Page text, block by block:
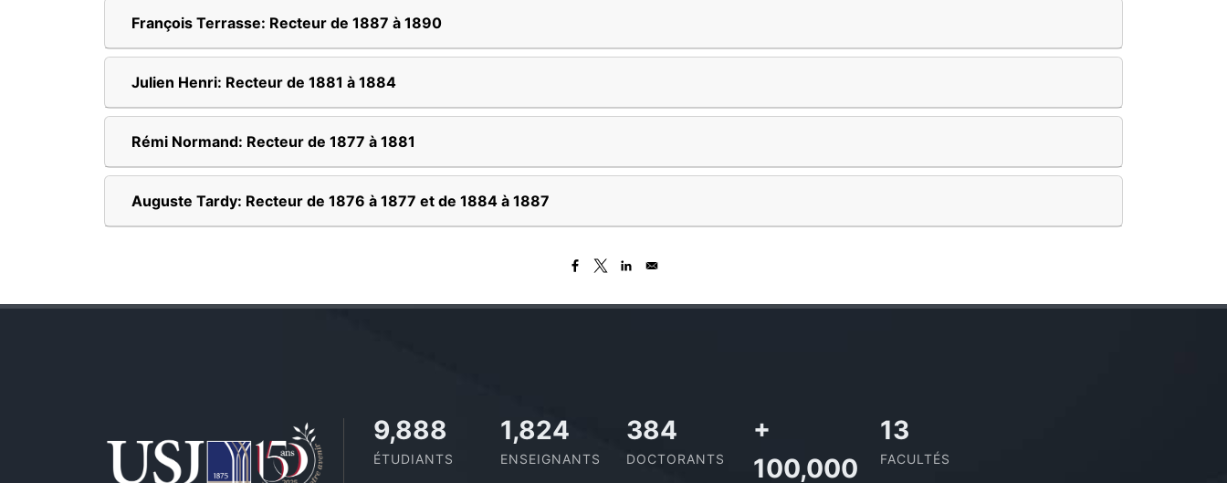
François Terrasse: Recteur de 1887 à 1890
Julien Henri: Recteur de 1881 à 1884
Rémi Normand: Recteur de 1877 à 1881
Auguste Tardy: Recteur de 1876 à 1877 et de 1884 à 1887
11,727
ÉTUDIANTS
2,142
ENSEIGNANTS
437
DOCTORANTS
+
100,000
13
FACULTÉS